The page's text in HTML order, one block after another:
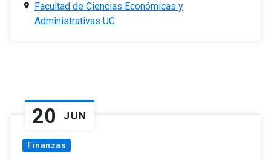
Facultad de Ciencias Económicas y
Administrativas UC
20 JUN
Finanzas